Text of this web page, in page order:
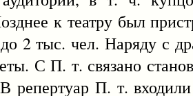
к театру был
2 тыс. чел. Наряду с
С П. т. связано
репертуар П. т.